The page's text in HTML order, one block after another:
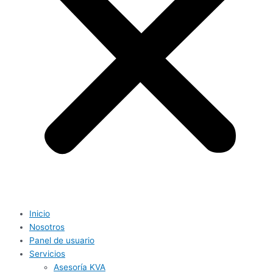
Inicio
Nosotros
Panel de usuario
Servicios
Asesoría KVA